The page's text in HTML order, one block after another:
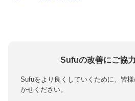
Sufuの改善にご協
Sufuをより良くしていくために、皆
かせください。